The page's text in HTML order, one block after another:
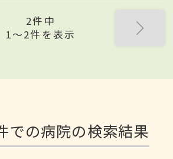
2件中
1〜2件を表示
での病院の検索結果